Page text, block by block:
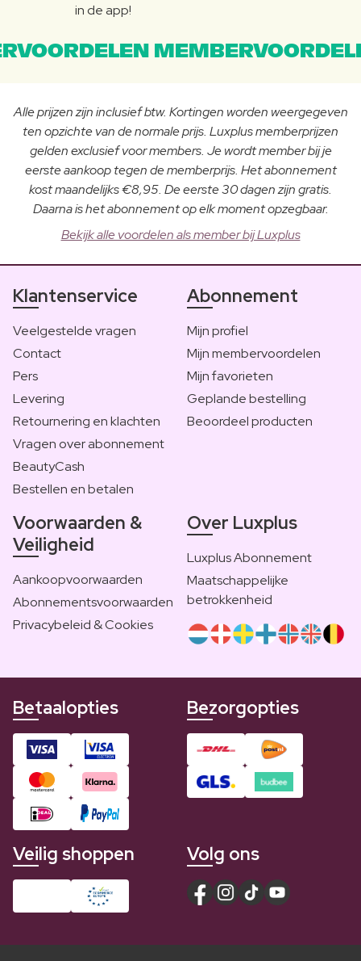
in de app!
Alle prijzen zijn inclusief btw. Kortingen worden weergegeven
ten opzichte van de normale prijs. Luxplus memberprijzen
gelden exclusief voor members. Je wordt member bij je
eerste aankoop tegen de memberprijs. Het abonnement
kost maandelijks €8,95. De eerste 30 dagen zijn gratis.
Daarna is het abonnement op elk moment opzegbaar.
Bekijk alle voordelen als member bij Luxplus
Klantenservice
Veelgestelde vragen
Contact
Pers
Levering
Retournering en klachten
Vragen over abonnement
BeautyCash
Bestellen en betalen
Abonnement
Mijn profiel
Mijn membervoordelen
Mijn favorieten
Geplande bestelling
Beoordeel producten
Voorwaarden &
Veiligheid
Aankoopvoorwaarden
Abonnementsvoorwaarden
Privacybeleid & Cookies
Over Luxplus
Luxplus Abonnement
Maatschappelijke
betrokkenheid
Betaalopties Bezorgopties
Veilig shoppen Volg ons